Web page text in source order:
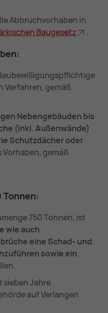
Abbruchvorhaben in
Bau­ge­setz .
Verfahren, gemäß
Nebengebäuden bis
(inkl. Außenwände)
Schutzdächer oder
gemäß
Ton­nen:
750 Tonnen, ist
wie auch
eine Schad- und
sowie ein
sieben Jahre
auf Verlangen